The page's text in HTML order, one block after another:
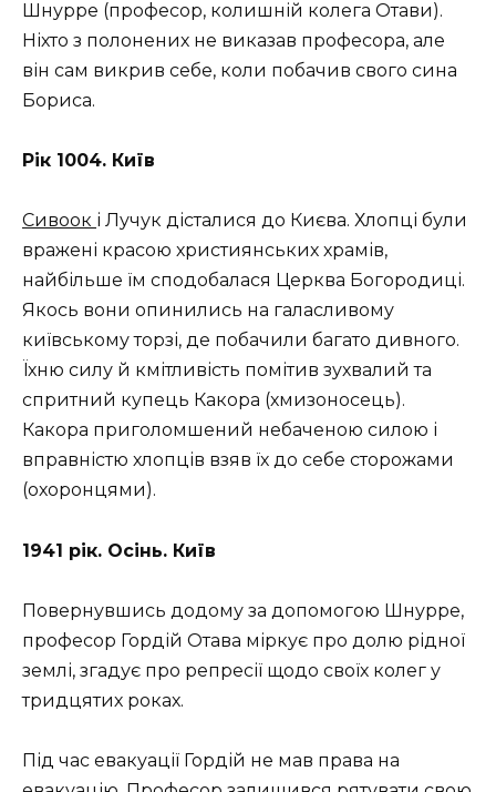
Шнурре (професор, колишній колега Отави).
Ніхто з полонених не виказав професора, але
він сам викрив себе, коли побачив свого сина
Бориса.
Рік 1004. Київ
Сивоок і Лучук дісталися до Києва. Хлопці були
вражені красою християнських храмів,
найбільше їм сподобалася Церква Богородиці.
Якось вони опинились на галасливому
київському торзі, де побачили багато дивного.
Їхню силу й кмітливість помітив зухвалий та
спритний купець Какора (хмизоносець).
Какора приголомшений небаченою силою і
вправністю хлопців взяв їх до себе сторожами
(охоронцями).
1941 рік. Осінь. Київ
Повернувшись додому за допомогою Шнурре,
професор Гордій Отава міркує про долю рідної
землі, згадує про репресії щодо своїх колег у
тридцятих роках.
Під час евакуації Гордій не мав права на